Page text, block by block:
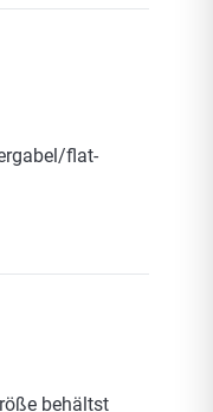
flat-
behältst